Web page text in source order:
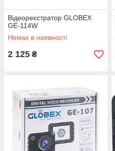
Відеореєстратор GLOBEX
GE-114W
Немає в наявності
2 125 ₴